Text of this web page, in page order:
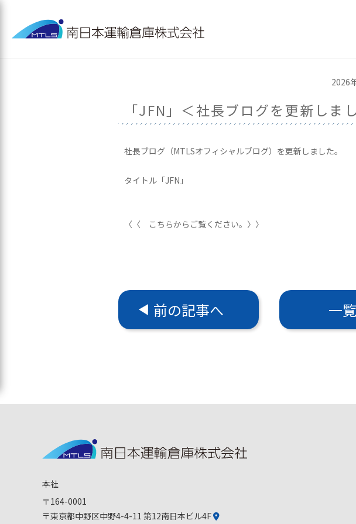
2026
「JFN」＜社長ブログを更新しま
社長ブログ（MTLSオフィシャルブログ）を更新しました。
タイトル「JFN」
〈〈 こちらからご覧ください。〉〉
前の記事へ 一
本社
〒164-0001
〒東京都中野区中野4-4-11 第12南日本ビル4F